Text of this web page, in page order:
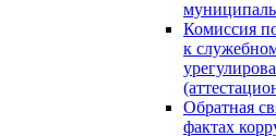
Комиссия
к
Обратная
фактах